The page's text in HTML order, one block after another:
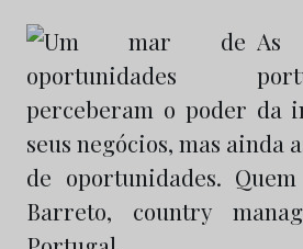
perceberam o poder da
seus negócios, mas ainda
de oportunidades.
Barreto, country